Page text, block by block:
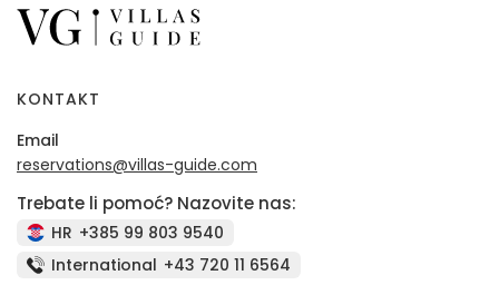
KONTAKT
Email
reservations@villas-guide.com
Trebate li pomoć? Nazovite nas:
HR +385 99 803 9540
International +43 720 11 6564